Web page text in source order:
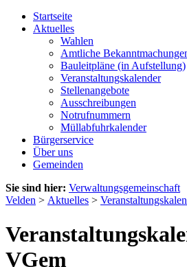
Startseite
Aktuelles
Wahlen
Amtliche
Bauleitpläne (in Aufstellung)
Veranstaltungskalender
Stellenangebote
Ausschreibungen
Notrufnummern
Müllabfuhrkalender
Bürgerservice
Über uns
Gemeinden
Sie sind hier: Verwaltungsgemeinschaft
Velden > Aktuelles >
VGem